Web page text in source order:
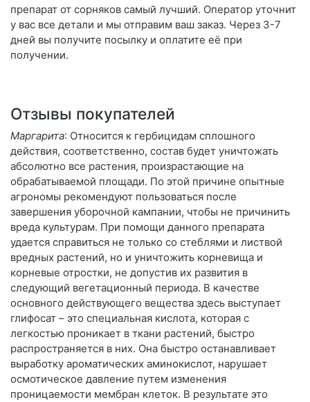
препарат от сорняков самый лучший. Оператор уточнит
у вас все детали и мы отправим ваш заказ. Через 3-7
дней вы получите посылку и оплатите её при
получении.
Отзывы покупателей
Маргарита: Относится к гербицидам сплошного
действия, соответственно, состав будет уничтожать
абсолютно все растения, произрастающие на
обрабатываемой площади. По этой причине опытные
агрономы рекомендуют пользоваться после
завершения уборочной кампании, чтобы не причинить
вреда культурам. При помощи данного препарата
удается справиться не только со стеблями и листвой
вредных растений, но и уничтожить корневища и
корневые отростки, не допустив их развития в
следующий вегетационный периода. В качестве
основного действующего вещества здесь выступает
глифосат – это специальная кислота, которая с
легкостью проникает в ткани растений, быстро
распространяется в них. Она быстро останавливает
выработку ароматических аминокислот, нарушает
осмотическое давление путем изменения
проницаемости мембран клеток. В результате это